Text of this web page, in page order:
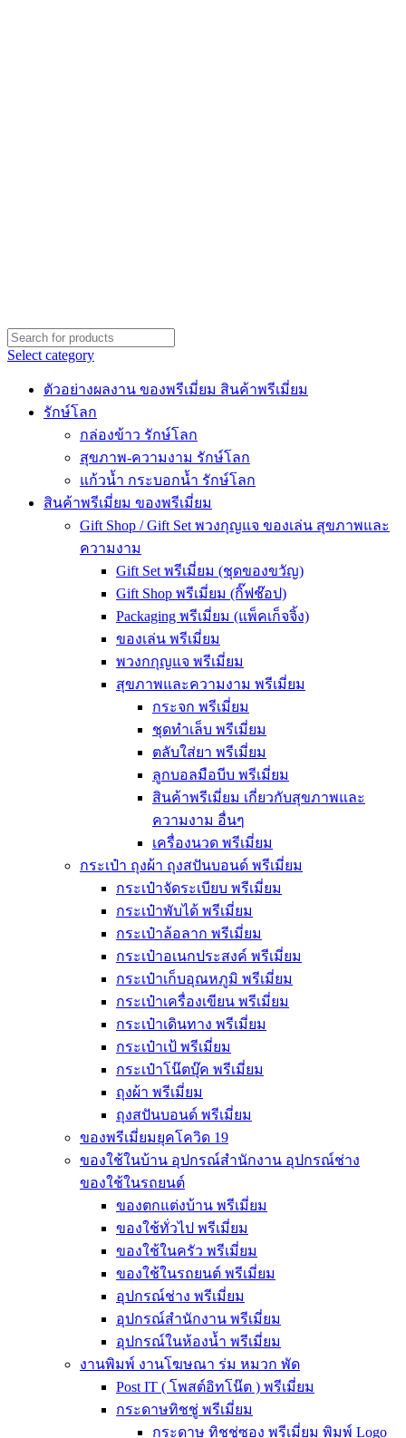
Select category
ตัวอย่างผลงาน ของพรีเมี่ยม สินค้าพรีเมี่ยม
รักษ์โลก
กล่องข้าว รักษ์โลก
สุขภาพ-ความงาม รักษ์โลก
แก้วน้ำ กระบอกน้ำ รักษ์โลก
สินค้าพรีเมี่ยม ของพรีเมี่ยม
Gift Shop / Gift Set พวงกุญแจ ของเล่น สุขภาพและ
ความงาม
Gift Set พรีเมี่ยม (ชุดของขวัญ)
Gift Shop พรีเมี่ยม (กิ๊ฟช๊อป)
Packaging พรีเมี่ยม (แพ็คเก็จจิ้ง)
ของเล่น พรีเมี่ยม
พวงกกุญแจ พรีเมี่ยม
สุขภาพและความงาม พรีเมี่ยม
กระจก พรีเมี่ยม
ชุดทำเล็บ พรีเมี่ยม
ตลับใส่ยา พรีเมี่ยม
ลูกบอลมือบีบ พรีเมี่ยม
สินค้าพรีเมี่ยม เกี่ยวกับสุขภาพและ
ความงาม อื่นๆ
เครื่องนวด พรีเมี่ยม
กระเป๋า ถุงผ้า ถุงสปันบอนด์ พรีเมี่ยม
กระเป๋าจัดระเบียบ พรีเมี่ยม
กระเป๋าพับได้ พรีเมี่ยม
กระเป๋าล้อลาก พรีเมี่ยม
กระเป๋าอเนกประสงค์ พรีเมี่ยม
กระเป๋าเก็บอุณหภูมิ พรีเมี่ยม
กระเป๋าเครื่องเขียน พรีเมี่ยม
กระเป๋าเดินทาง พรีเมี่ยม
กระเป๋าเป้ พรีเมี่ยม
กระเป๋าโน๊ตบุ๊ค พรีเมี่ยม
ถุงผ้า พรีเมี่ยม
ถุงสปันบอนด์ พรีเมี่ยม
ของพรีเมี่ยมยุคโควิด 19
ของใช้ในบ้าน อุปกรณ์สำนักงาน อุปกรณ์ช่าง
ของใช้ในรถยนต์
ของตกแต่งบ้าน พรีเมี่ยม
ของใช้ทั่วไป พรีเมี่ยม
ของใช้ในครัว พรีเมี่ยม
ของใช้ในรถยนต์ พรีเมี่ยม
อุปกรณ์ช่าง พรีเมี่ยม
อุปกรณ์สำนักงาน พรีเมี่ยม
อุปกรณ์ในห้องน้ำ พรีเมี่ยม
งานพิมพ์ งานโฆษณา ร่ม หมวก พัด
Post IT ( โพสต์อิทโน๊ต ) พรีเมี่ยม
กระดาษทิชชู่ พรีเมี่ยม
กระดาษ ทิชชู่ซอง พรีเมี่ยม พิมพ์ Logo